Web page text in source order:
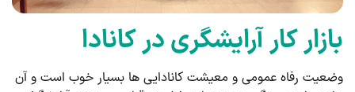
بازار کار آرایشگری در کانادا
وضعیت رفاه عمومی و معیشت کانادایی ها بسیار خوب است و آن